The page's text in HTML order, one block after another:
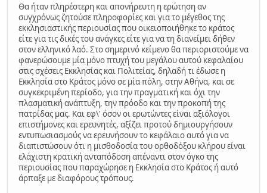
Θα ήταν πληρέστερη και απονήρευτη η ερώτηση αν
συγχρόνως ζητούσε πληροφορίες και για το μέγεθος της
εκκλησιαστικής περιουσίας που οικειοποιήθηκε το κράτος
είτε για τις δικές του ανάγκες είτε για να τη διανείμει δήθεν
στον ελληνικό λαό. Στο σημερινό κείμενο θα περιοριστούμε να
φανερώσουμε μία μόνο πτυχή του μεγάλου αυτού κεφαλαίου
στις σχέσεις Εκκλησίας και Πολιτείας, δηλαδή τι έδωσε η
Εκκλησία στο Κράτος μόνο σε μία πόλη, στην Αθήνα, και σε
συγκεκριμένη περίοδο, για την πραγματική και όχι την
πλασματική ανάπτυξη, την πρόοδο και την προκοπή της
πατρίδας μας. Και εφ\' όσον οι ερωτώντες είναι αξιόλογοι
επιστήμονες και ερευνητές, αξίζει προτού δημιουργήσουν
εντυπωσιασμούς να ερευνήσουν το κεφάλαιο αυτό για να
διαπιστώσουν ότι η μισθοδοσία του ορθοδόξου κλήρου είναι
ελάχιστη κρατική ανταπόδοση απέναντι στον όγκο της
περιουσίας που παραχώρησε η Εκκλησία στο Κράτος ή αυτό
άρπαξε με διαφόρους τρόπους.